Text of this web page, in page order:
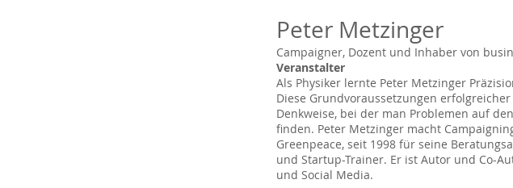
Peter Metzinger
Campaigner, Dozent und Inhaber von
Veranstalter
Als Physiker lernte Peter Metzinger
Diese Grundvoraussetzungen
Denkweise, bei der man Problemen auf
finden. Peter Metzinger macht
Greenpeace, seit 1998 für seine
und Startup-Trainer. Er ist Autor und Co-
und Social Media.​